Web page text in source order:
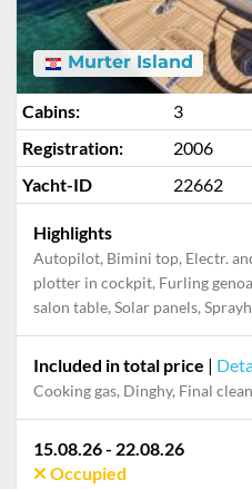
Murter Island
Cabins: 3
Registration:
2006
Yacht-ID
22662
Highlights
Autopilot, Bimini top, Electr.
plotter in cockpit, Furling
salon table, Solar panels,
Included in total price |
Cooking gas, Dinghy, Final cleaning, Permit / Transitlog,
15.08.26 - 22.08.26
Occupied